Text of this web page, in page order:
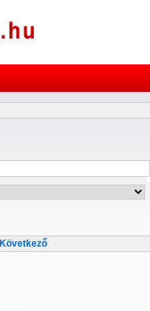
Következő